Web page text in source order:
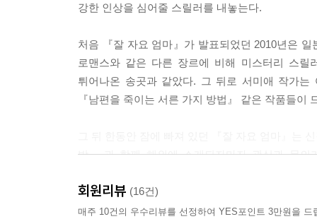
강한 인상을 심어줄 스릴러를 내놓는다.
처음 『잘 자요 엄마』가 발표되었던 2010년은
로맨스와 같은 다른 장르에 비해 미스터리 스
튀어나온 송곳과 같았다. 그 뒤로 서미애 작가
『남편을 죽이는 서른 가지 방법』 같은 작품들이
밤』과 함께 해외에 소개되자마자 관심과 문의
아직 이야기는 아직 끝나지 않았다
회원리뷰 (16건)
매주 10건의 우수리뷰를 선정하여 YES포인트 3만원을 드